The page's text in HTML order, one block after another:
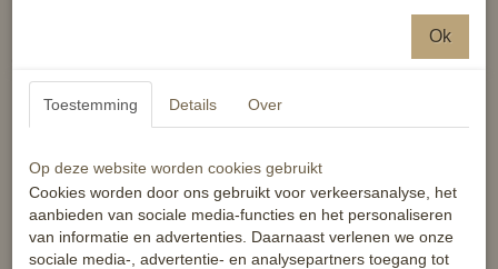
Ok
Toestemming Details Over
Op deze website worden cookies gebruikt
Cookies worden door ons gebruikt voor verkeersanalyse, het
aanbieden van sociale media-functies en het personaliseren
van informatie en advertenties. Daarnaast verlenen we onze
sociale media-, advertentie- en analysepartners toegang tot